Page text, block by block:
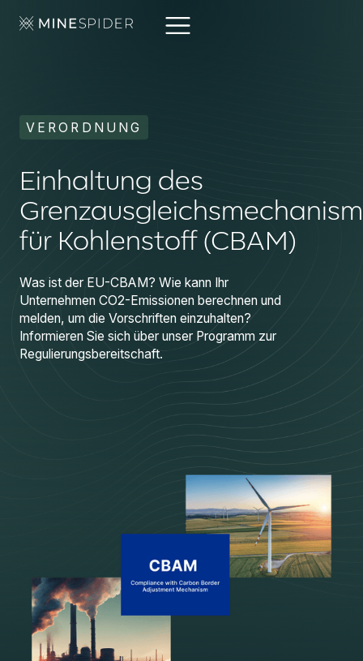
VERORDNUNG
Einhaltung des
für Kohlenstoff (CBAM)
Was ist der EU-CBAM? Wie kann Ihr
Unternehmen CO2-Emissionen berechnen und
melden, um die Vorschriften einzuhalten?
Informieren Sie sich über unser Programm zur
Regulierungsbereitschaft.